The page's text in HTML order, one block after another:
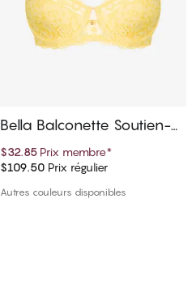
Ajouter au panier
Bella Balconette Soutien-g
$32.85 Prix membre*
$109.50Prix régulier
Autres couleurs disponibles